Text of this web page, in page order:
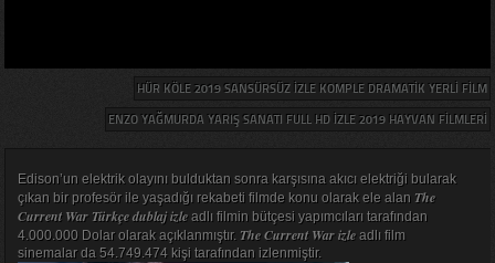
HÜR KÖLE 2019 SANSÜRSÜZ IZLE KOMPLE DRAMATIK YERLI FILM
ENZO YAĞMURDA YARIŞ SANATI FULL HD IZLE 2019 HAYVAN FILMLERI
Edison’un elektrik olayını bulduktan sonra karşısına akıcı elektriği bularak
çıkan bir profesör ile yaşadığı rekabeti filmde konu olarak ele alan The
Current War Türkçe dublaj izleadlı filmin bütçesi yapımcıları tarafından
4.000.000 Dolar olarak açıklanmıştır. The Current War izleadlı film
sinemalar da 54.749.474 kişi tarafından izlenmiştir.